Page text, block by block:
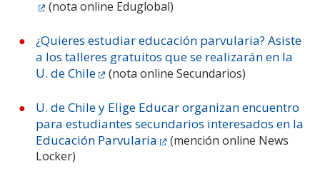
(nota online Eduglobal)
¿Quieres estudiar educación parvularia? Asiste
a los talleres gratuitos que se realizarán en la
U. de Chile
(nota online Secundarios)
U. de Chile y Elige Educar organizan encuentro
para estudiantes secundarios interesados en la
Educación Parvularia
(mención online News
Locker)